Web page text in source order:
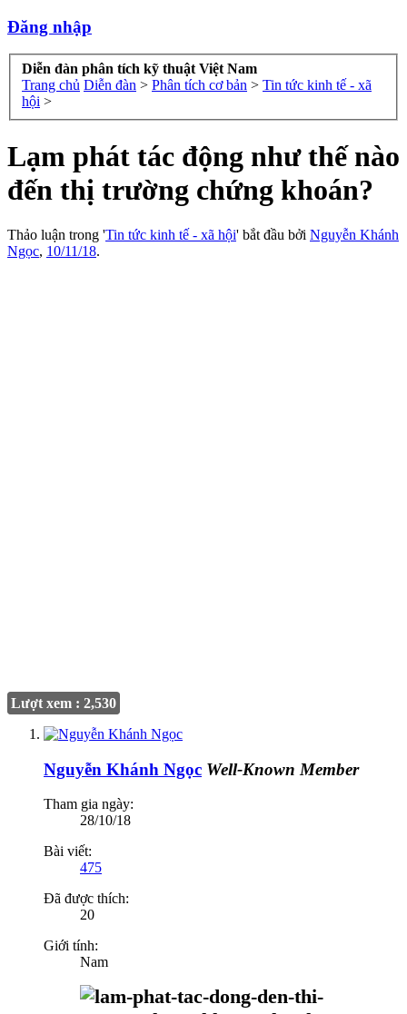
Đăng nhập
Diễn đàn phân tích kỹ thuật Việt Nam
Trang chủ Diễn đàn > Phân tích cơ bản > Tin tức kinh tế - xã
hội >
Lạm phát tác động như thế nào
đến thị trường chứng khoán?
Thảo luận trong 'Tin tức kinh tế - xã hội' bắt đầu bởi Nguyễn Khánh
Ngọc, 10/11/18.
Lượt xem : 2,530
Nguyễn Khánh Ngọc Well-Known Member
Tham gia ngày:
28/10/18
Bài viết:
475
Đã được thích:
20
Giới tính:
Nam